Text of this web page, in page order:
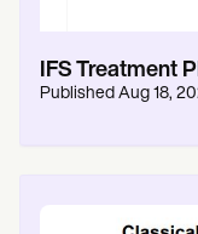
IFS Treatment
Published Aug 18,